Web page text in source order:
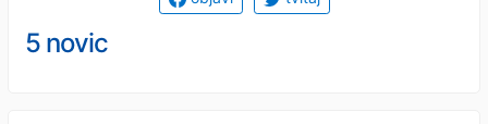
5 novic